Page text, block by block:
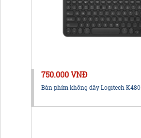
750.000 VNĐ
Bàn phím không dây Logitech K480